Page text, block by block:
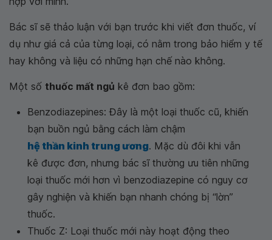
Bác sĩ sẽ thảo luận với bạn trước khi viết đơn thuốc, ví
dụ như giá cả của từng loại, có nằm trong bảo hiểm y tế
hay không và liệu có những hạn chế nào không.
Một số thuốc mất ngủ kê đơn bao gồm:
Benzodiazepines: Đây là một loại thuốc cũ, khiến
bạn buồn ngủ bằng cách làm chậm
hệ thần kinh trung ương. Mặc dù đôi khi vẫn
kê được đơn, nhưng bác sĩ thường ưu tiên những
loại thuốc mới hơn vì benzodiazepine có nguy cơ
gây nghiện và khiến bạn nhanh chóng bị “lờn”
thuốc.
Thuốc Z: Loại thuốc mới này hoạt động theo